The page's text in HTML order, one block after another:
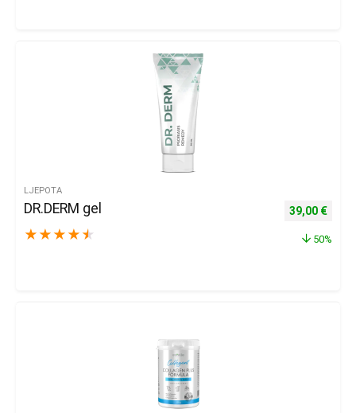
LJEPOTA
DR.DERM gel
★ ★ ★ ★ ★
Izvorna
39,00 €
50%